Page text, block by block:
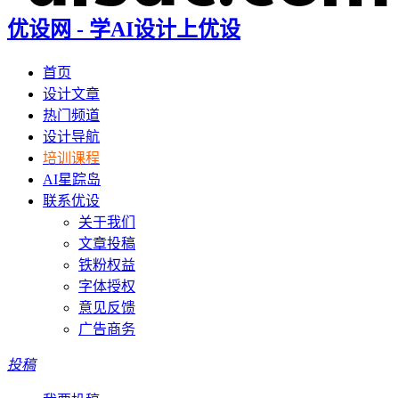
优设网 - 学AI设计上优设
首页
设计文章
热门频道
设计导航
培训课程
AI星踪岛
联系优设
关于我们
文章投稿
铁粉权益
字体授权
意见反馈
广告商务
投稿